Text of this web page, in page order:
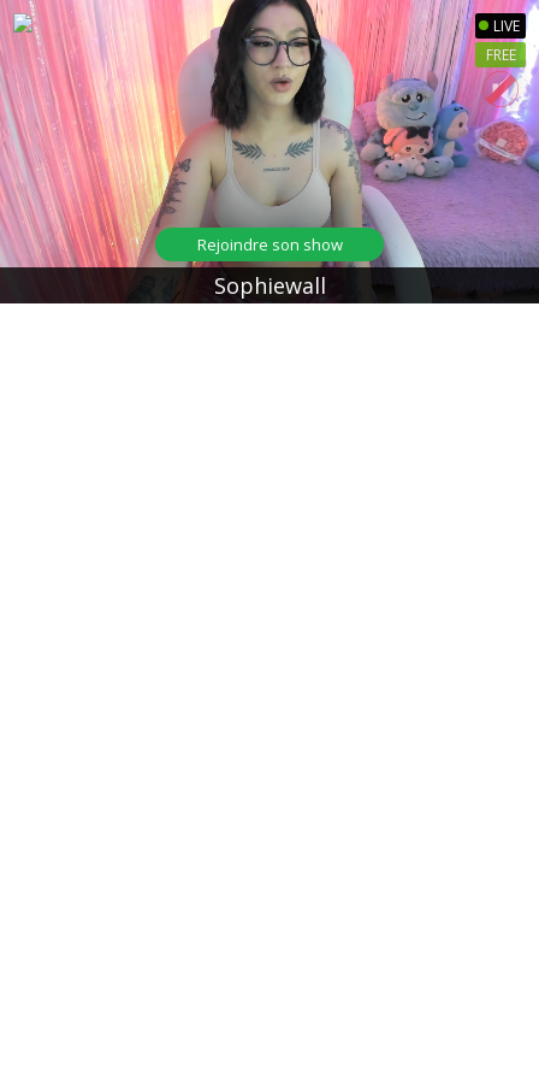
LIVE
FREE
Sophiewall
Rejoindre son show